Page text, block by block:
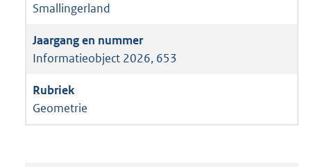
Smallingerland
Informatieobject 2026, 653
Geometrie